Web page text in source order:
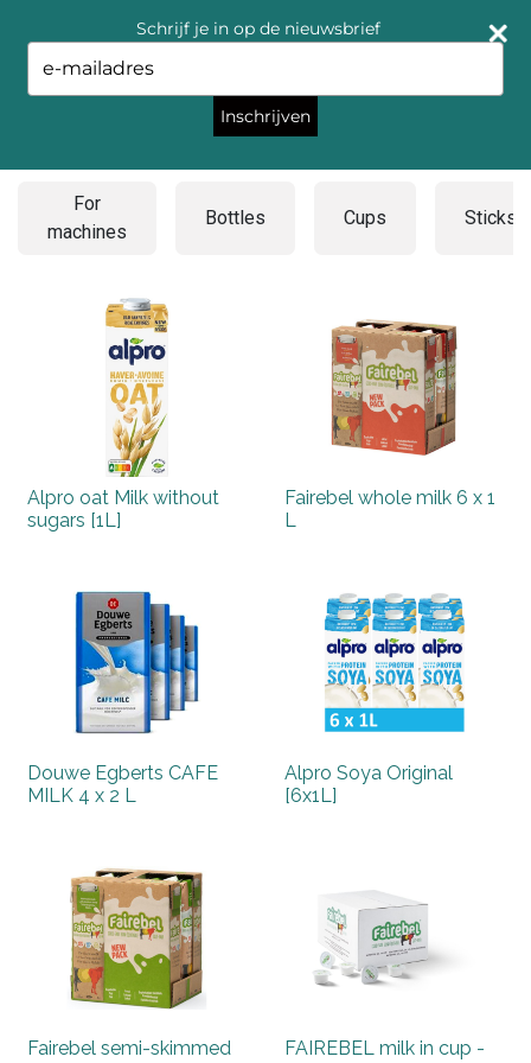
For
machines
Bottles Cups Sticks
Alpro oat Milk without
sugars [1L]
Fairebel whole milk 6 x 1
L
Douwe Egberts CAFE
MILK 4 x 2 L
Alpro Soya Original
[6x1L]
Fairebel semi-skimmed
FAIREBEL milk in cup -
Schrijf je in op de nieuwsbrief
your
email
Inschrijven